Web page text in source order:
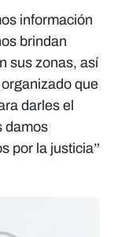
información
brindan
sus zonas, así
que
darles el
damos
por la justicia”